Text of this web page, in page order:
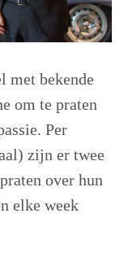
met bekende
om te praten
Per
zijn er twee
over hun
elke week